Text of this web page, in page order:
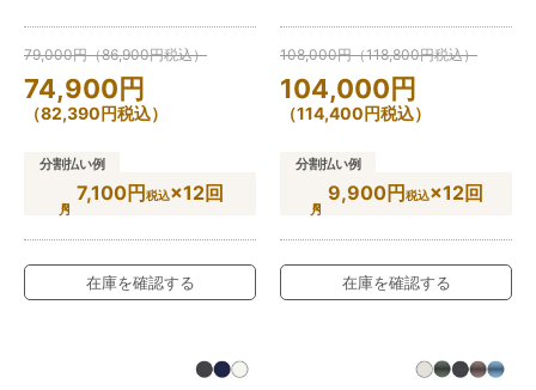
79,000円（86,900円税込）
74,900円
（82,390円税込）
分割払い例
7,100円税込×12回
在庫を確認する
108,000円（118,800円税込）
104,000円
（114,400円税込）
分割払い例
9,900円税込×12回
在庫を確認する